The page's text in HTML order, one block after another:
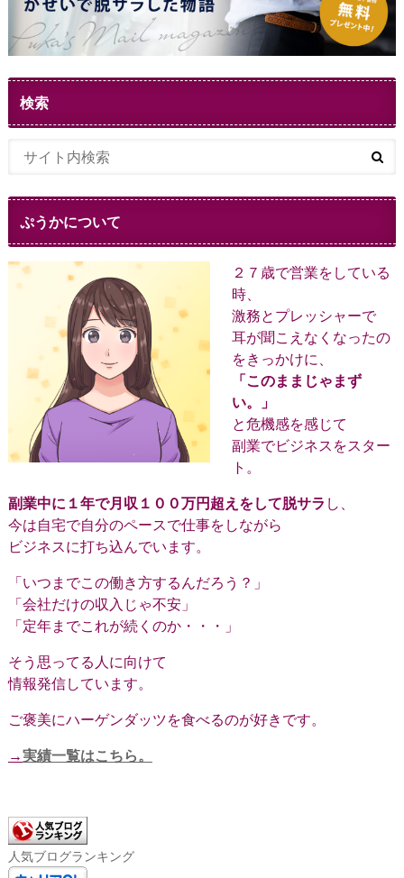
検索
ぷうかについて
２７歳で営業をしている
時、
激務とプレッシャーで
耳が聞こえなくなったの
をきっかけに、
「このままじゃまず
い。」
と危機感を感じて
副業でビジネスをスター
ト。
副業中に１年で月収１００万円超えをして脱サラ し、
今は自宅で自分のペースで仕事をしながら
ビジネスに打ち込んでいます。
「いつまでこの働き方するんだろう？」
「会社だけの収入じゃ不安」
「定年までこれが続くのか・・・」
そう思ってる人に向けて
情報発信しています。
ご褒美にハーゲンダッツを食べるのが好きです。
→実績一覧はこちら。
人気ブログランキング